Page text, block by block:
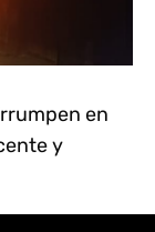
en
y